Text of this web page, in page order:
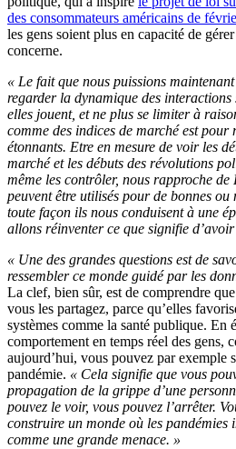
des consommateurs américains de
les gens soient plus en capacité de
concerne.
« Le fait que nous puissions
regarder la dynamique des
elles jouent, et ne plus se limiter à
comme des indices de marché est pour
étonnants. Etre en mesure de voir les
marché et les débuts des révolutions
même les contrôler, nous rapproche
peuvent être utilisés pour de bonnes ou
toute façon ils nous conduisent à une
allons réinventer ce que signifie
« Une des grandes questions est de
ressembler ce monde guidé par les
La clef, bien sûr, est de comprendre
vous les partagez, parce qu’elles
systèmes comme la santé publique. En
comportement en temps réel des gens,
aujourd’hui, vous pouvez par exemple
pandémie. « Cela signifie que vous
propagation de la grippe d’une
pouvez le voir, vous pouvez l’arrêter.
construire un monde où les pandémies
comme une grande menace. »